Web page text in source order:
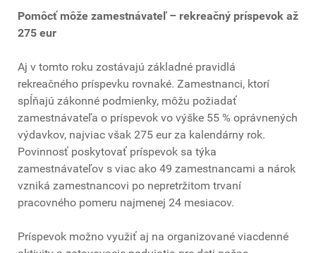
Pomôcť môže zamestnávateľ – rekreačný príspevok až
275 eur
Aj v tomto roku zostávajú základné pravidlá
rekreačného príspevku rovnaké. Zamestnanci, ktorí
spĺňajú zákonné podmienky, môžu požiadať
zamestnávateľa o príspevok vo výške 55 % oprávnených
výdavkov, najviac však 275 eur za kalendárny rok.
Povinnosť poskytovať príspevok sa týka
zamestnávateľov s viac ako 49 zamestnancami a nárok
vzniká zamestnancovi po nepretržitom trvaní
pracovného pomeru najmenej 24 mesiacov.
Príspevok možno využiť aj na organizované viacdenné